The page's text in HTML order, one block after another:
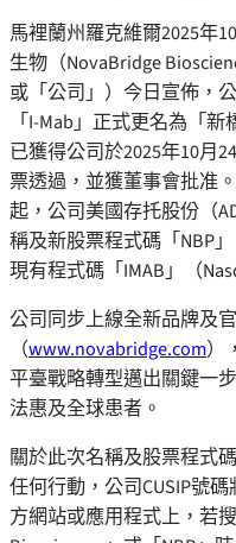
馬裡蘭州羅克維爾2025年
生物（NovaBridge
或「公司」）今日宣佈，
「I-Mab」正式更名為「
已獲得公司於2025年10月
票透過，並獲董事會批准
起，公司美國存托股份（
稱及新股票程式碼「NBP
現有程式碼「IMAB」（
公司同步上線全新品牌及
（www.novabridge.com）
平臺戰略轉型邁出關鍵一
法惠及全球患者。
關於此次名稱及股票程式
任何行動，公司CUSIP號
方網站或應用程式上，若